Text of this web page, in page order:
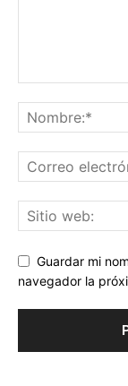
Guardar mi
navegador la